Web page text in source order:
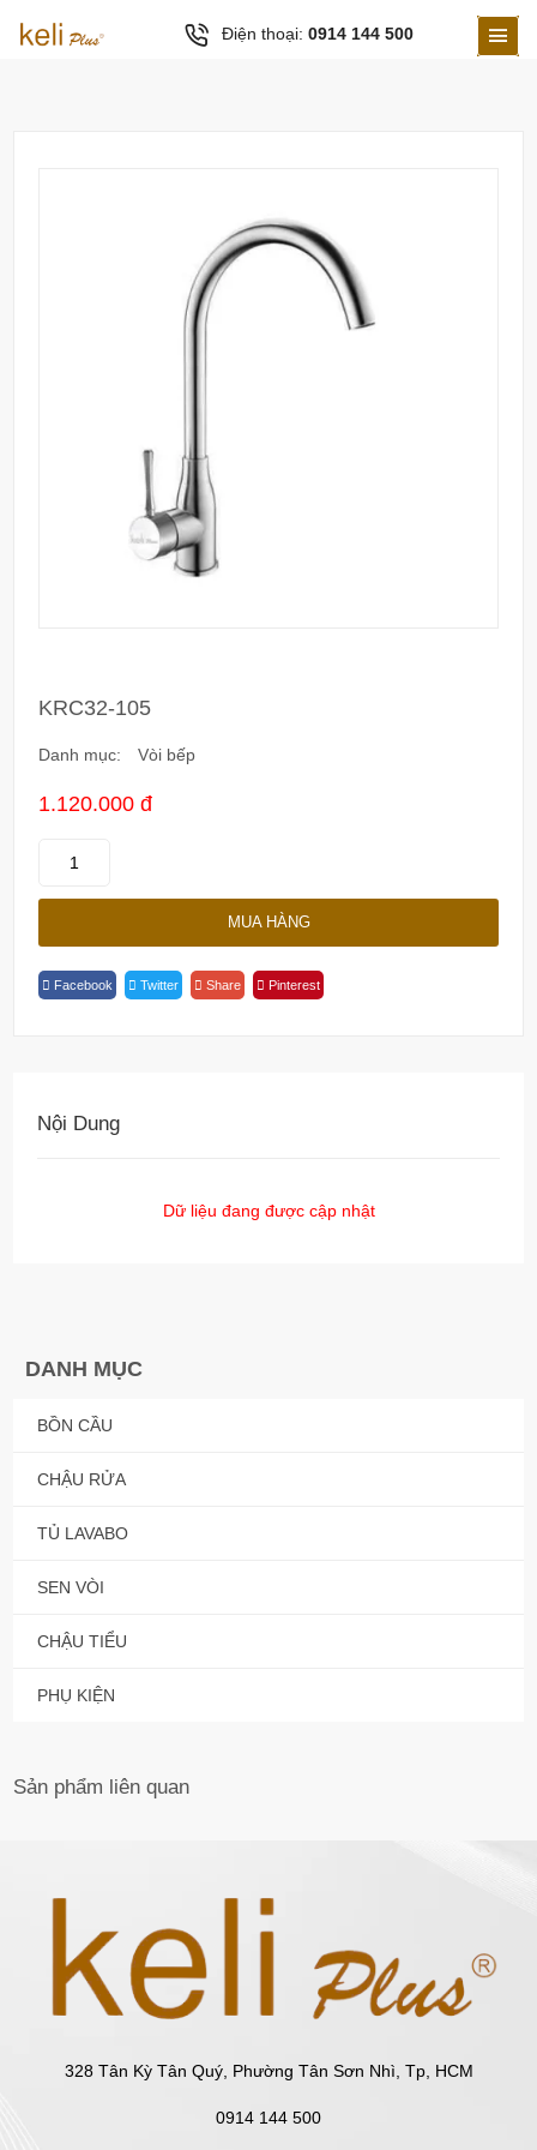
Điện thoại: 0914 144 500
DANH MỤC
BỒN CẦU
CHẬU RỬA
TỦ LAVABO
SEN VÒI
CHẬU TIỂU
PHỤ KIỆN
KRC32-105
Danh mục: Vòi bếp
1.120.000 đ
MUA HÀNG
Facebook Twitter Share Pinterest
Nội Dung
Dữ liệu đang được cập nhật
Sản phẩm liên quan
328 Tân Kỳ Tân Quý, Phường Tân Sơn Nhì, Tp, HCM
0914 144 500